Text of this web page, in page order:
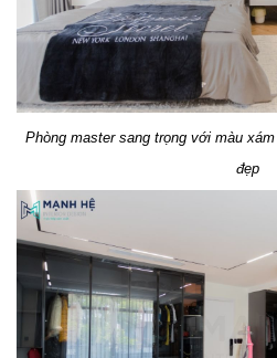
Phòng master sang trọng với màu
đẹp